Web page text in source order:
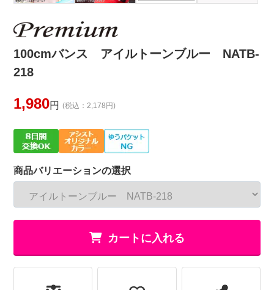
100cmバンス アイルトーンブルー NATB-
218
1,980円 (税込：2,178円)
商品バリエーションの選択
カートに入れる